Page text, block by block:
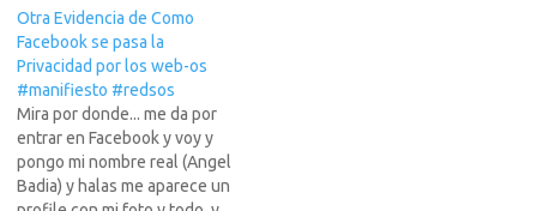
el resto lo deje…
Otra Evidencia de Como
Facebook se pasa la
Privacidad por los web-os
#manifiesto #redsos
Mira por donde... me da por
entrar en Facebook y voy y
pongo mi nombre real (Angel
Badia) y halas me aparece un